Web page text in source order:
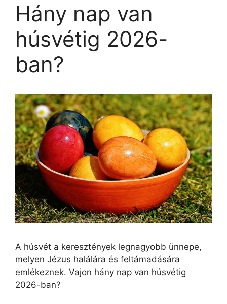
Hány nap van
húsvétig 2026-
ban?
A húsvét a keresztények legnagyobb ünnepe,
melyen Jézus halálára és feltámadására
emlékeznek. Vajon hány nap van húsvétig
2026-ban?